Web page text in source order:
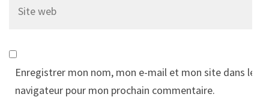
web
Enregistrer mon nom, mon e-mail et mon site dans le
navigateur pour mon prochain commentaire.